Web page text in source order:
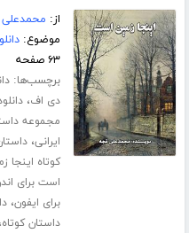
از:
موضوع:
۶۳ صفحه
برچسب‌ها:
دی اف،
مجموعه
ایرانی،
کوتاه
است برای
برای ایفون،
داستان کوتاه